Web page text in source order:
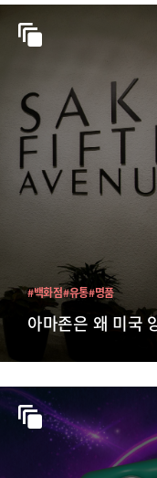
아마존은 왜 미국
#백화점#유통#명품